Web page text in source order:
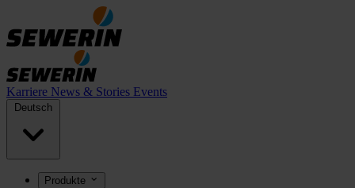
Karriere News & Stories Events
Deutsch
Produkte